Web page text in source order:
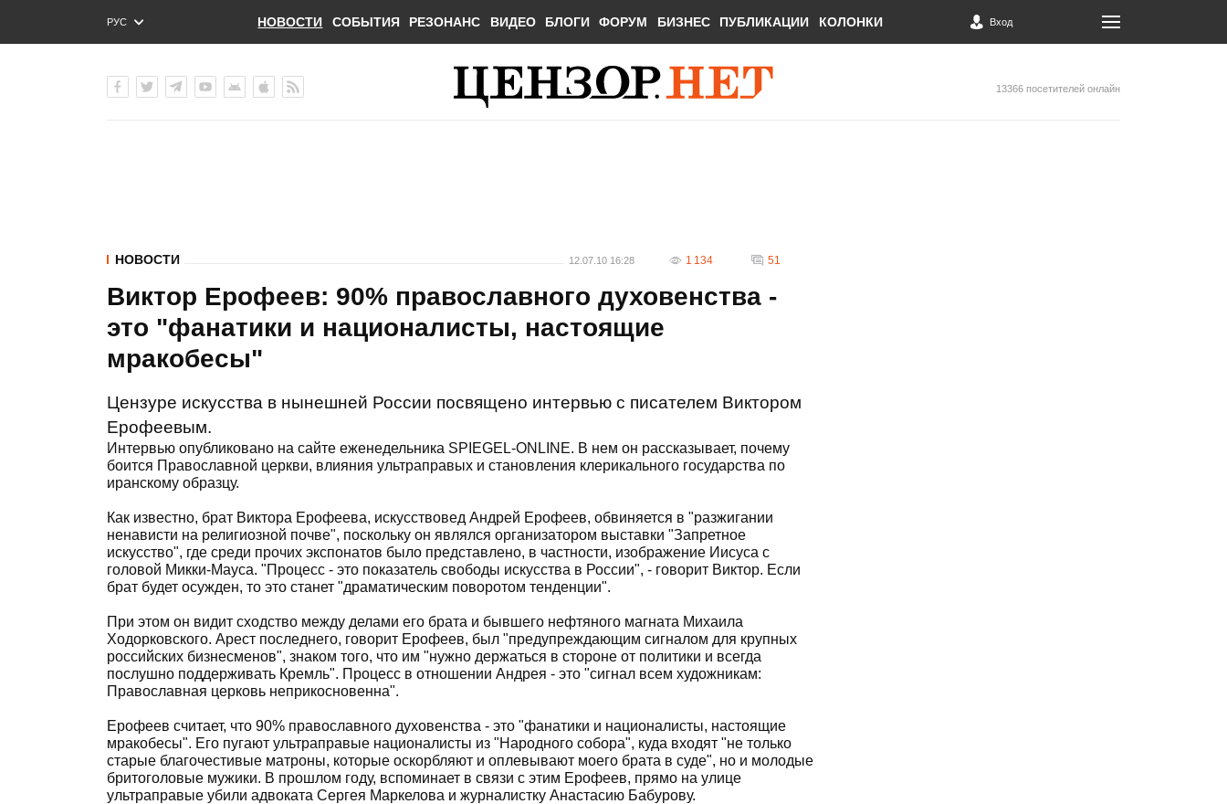
РУС
ENG
НОВОСТИ СОБЫТИЯ РЕЗОНАНС ВИДЕО БЛОГИ ФОРУМ БИЗНЕС ПУБЛИКАЦИИ КОЛОНКИ Вход
13366 посетителей онлайн
НОВОСТИ 12.07.10 16:28 1 134 51
Виктор Ерофеев: 90% православного духовенства -
это "фанатики и националисты, настоящие
мракобесы"
Цензуре искусства в нынешней России посвящено интервью с писателем Виктором
Ерофеевым.
Интервью опубликовано на сайте еженедельника SPIEGEL-ONLINE. В нем он рассказывает, почему
боится Православной церкви, влияния ультраправых и становления клерикального государства по
иранскому образцу.
Как известно, брат Виктора Ерофеева, искусствовед Андрей Ерофеев, обвиняется в "разжигании
ненависти на религиозной почве", поскольку он являлся организатором выставки "Запретное
искусство", где среди прочих экспонатов было представлено, в частности, изображение Иисуса с
головой Микки-Мауса. "Процесс - это показатель свободы искусства в России", - говорит Виктор. Если
брат будет осужден, то это станет "драматическим поворотом тенденции".
При этом он видит сходство между делами его брата и бывшего нефтяного магната Михаила
Ходорковского. Арест последнего, говорит Ерофеев, был "предупреждающим сигналом для крупных
российских бизнесменов", знаком того, что им "нужно держаться в стороне от политики и всегда
послушно поддерживать Кремль". Процесс в отношении Андрея - это "сигнал всем художникам:
Православная церковь неприкосновенна".
Ерофеев считает, что 90% православного духовенства - это "фанатики и националисты, настоящие
мракобесы". Его пугают ультраправые националисты из "Народного собора", куда входят "не только
старые благочестивые матроны, которые оскорбляют и оплевывают моего брата в суде", но и молодые
бритоголовые мужики. В прошлом году, вспоминает в связи с этим Ерофеев, прямо на улице
ультраправые убили адвоката Сергея Маркелова и журналистку Анастасию Бабурову.